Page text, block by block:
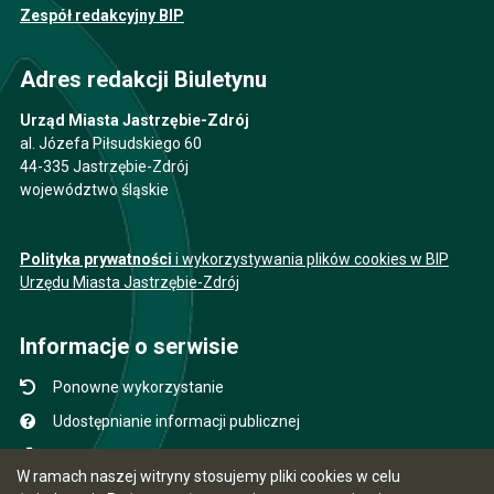
W ramach naszej witryny stosujemy pliki cookies w celu
Zespół redakcyjny BIP
Adres redakcji Biuletynu
Urząd Miasta Jastrzębie-Zdrój
al. Józefa Piłsudskiego 60
44-335 Jastrzębie-Zdrój
województwo śląskie
Polityka prywatności i wykorzystywania plików cookies w BIP
Urzędu Miasta Jastrzębie-Zdrój
Informacje o serwisie
Ponowne wykorzystanie
Udostępnianie informacji publicznej
Instrukcja obsługi